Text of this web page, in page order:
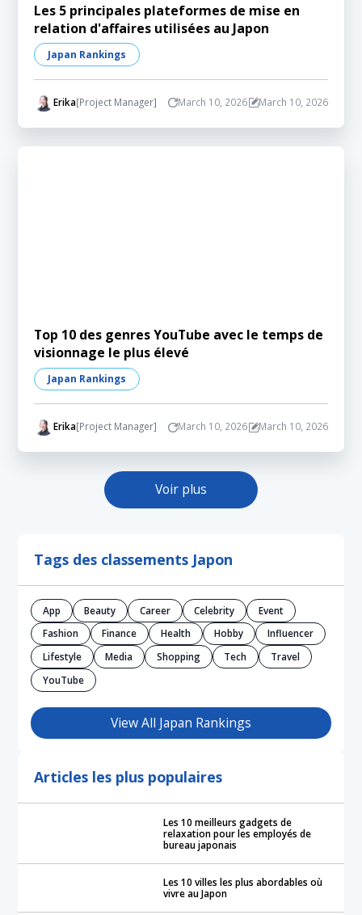
Les 5 principales plateformes de mise en
relation d'affaires utilisées au Japon
Japan Rankings
Erika[Project Manager] March 10, 2026 March 10, 2026
Top 10 des genres YouTube avec le temps de
visionnage le plus élevé
Japan Rankings
Erika[Project Manager] March 10, 2026 March 10, 2026
Voir plus
Tags des classements Japon
App Beauty Career Celebrity
Event
Fashion
Finance Health Hobby
Influencer
Lifestyle
Media Shopping Tech
Travel
YouTube
View All Japan Rankings
Articles les plus populaires
Les 10 meilleurs gadgets de
relaxation pour les employés de
bureau japonais
Les 10 villes les plus abordables où
vivre au Japon